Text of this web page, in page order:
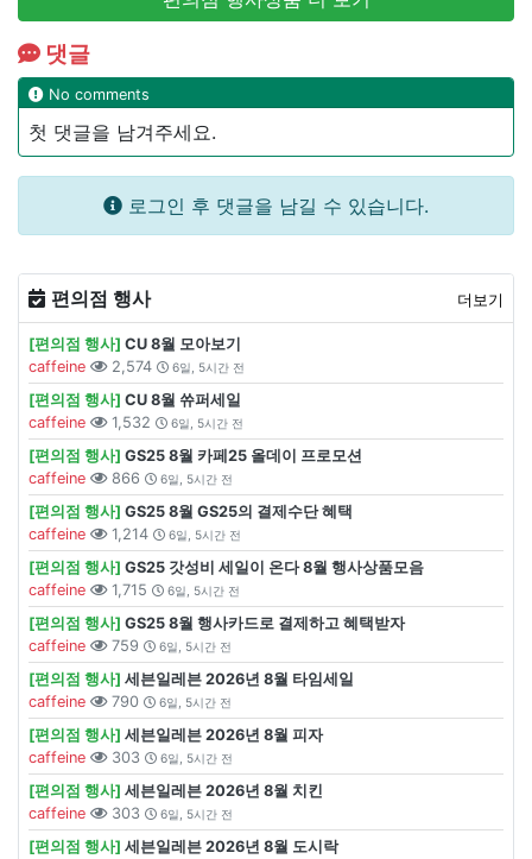
댓글
No comments
첫 댓글을 남겨주세요.
로그인 후 댓글을 남길 수 있습니다.
편의점 행사 더보기
[편의점 행사] CU 8월 모아보기
caffeine
2,574 6일, 5시간 전
[편의점 행사] CU 8월 쓔퍼세일
caffeine
1,532 6일, 5시간 전
[편의점 행사] GS25 8월 카페25 올데이 프로모션
caffeine
866 6일, 5시간 전
[편의점 행사] GS25 8월 GS25의 결제수단 혜택
caffeine
1,214 6일, 5시간 전
[편의점 행사] GS25 갓성비 세일이 온다 8월 행사상품모음
caffeine
1,715 6일, 5시간 전
[편의점 행사] GS25 8월 행사카드로 결제하고 혜택받자
caffeine
759 6일, 5시간 전
[편의점 행사] 세븐일레븐 2026년 8월 타임세일
caffeine
790 6일, 5시간 전
[편의점 행사] 세븐일레븐 2026년 8월 피자
caffeine
303 6일, 5시간 전
[편의점 행사] 세븐일레븐 2026년 8월 치킨
caffeine
303 6일, 5시간 전
[편의점 행사] 세븐일레븐 2026년 8월 도시락